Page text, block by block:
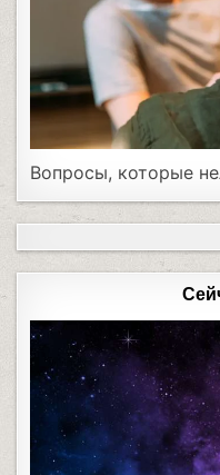
Вопросы, которые